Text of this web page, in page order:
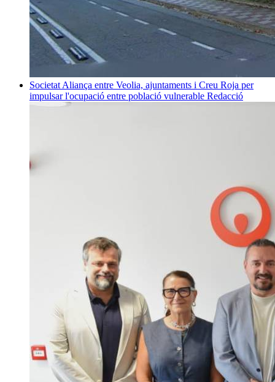
Societat Aliança entre Veolia, ajuntaments i Creu Roja per
impulsar l'ocupació entre població vulnerable Redacció